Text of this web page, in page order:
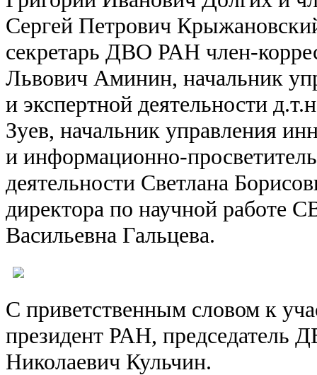
Сергей Петрович
секретарь ДВО РАН член-
Львович Аминин, начальник
и экспертной деятельности
Зуев, начальник управления
и информационно-
деятельности Светлана
директора по научной
Васильевна Гальцева.
С приветственным словом к
президент РАН,
Николаевич Кульчин.